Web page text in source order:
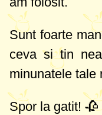
Sunt foarte
ceva si tin
minunatele tale
Spor la gatit! 🥀